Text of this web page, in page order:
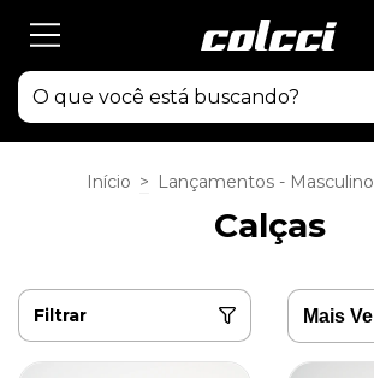
Início > Lançamentos - Masculino
Calças
Filtrar